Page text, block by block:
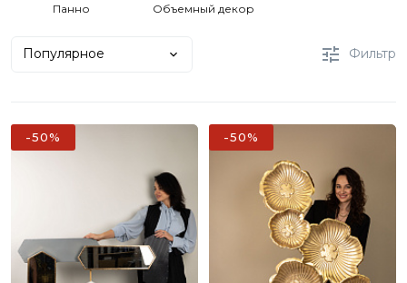
Панно Объемный декор
Популярное Фильтр
-50% -50%